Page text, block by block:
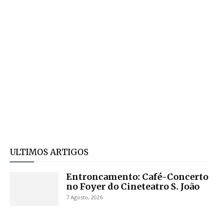
ULTIMOS ARTIGOS
Entroncamento: Café-Concerto
no Foyer do Cineteatro S. João
7 Agosto, 2026